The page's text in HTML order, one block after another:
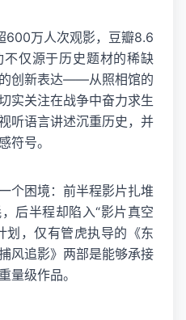
600万人次观影，豆瓣8.6
仅源于历史题材的稀缺
创新表达——从照相馆的
实关注在战争中奋力求生
听语言讲述沉重历史，并
符号。
个困境：前半程影片扎堆
后半程却陷入“影片真空
划，仅有管虎执导的《东
风追影》两部是能够承接
量级作品。